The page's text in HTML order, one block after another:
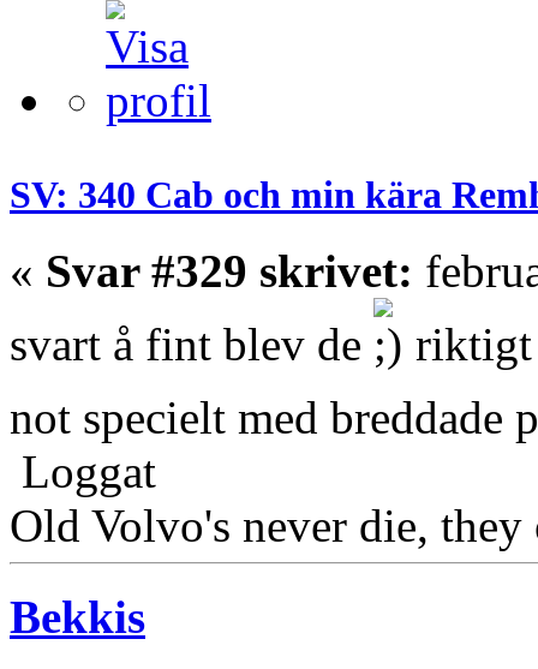
SV: 340 Cab och min kära
« Svar #329 skrivet:
svart å fint blev de
riktigt
not specielt med
Loggat
Old Volvo's never die,
Bekkis